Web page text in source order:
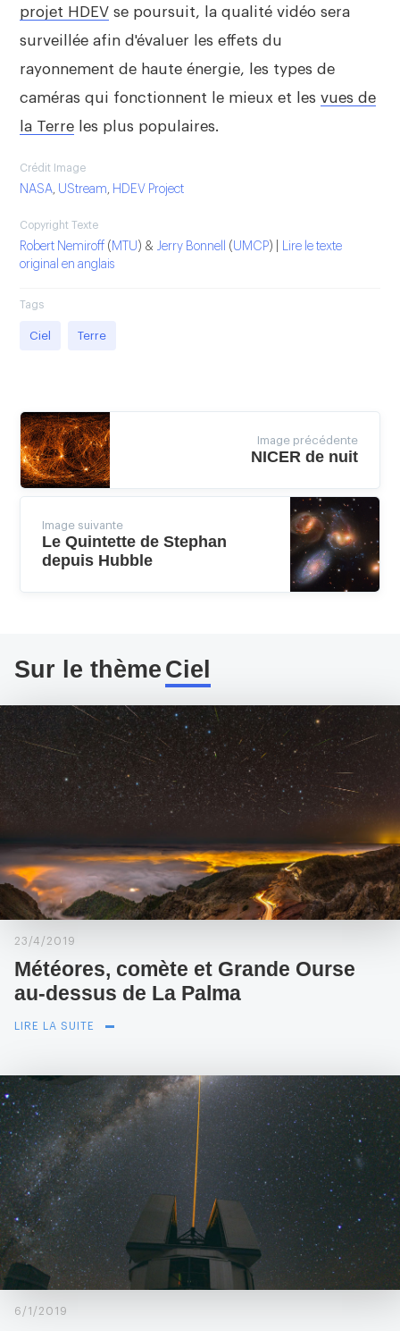
projet HDEV se poursuit, la qualité vidéo sera
surveillée afin d'évaluer les effets du
rayonnement de haute énergie, les types de
caméras qui fonctionnent le mieux et les vues de
la Terre les plus populaires.
Crédit Image
NASA, UStream, HDEV Project
Copyright Texte
Robert Nemiroff ( MTU ) & Jerry Bonnell ( UMCP) |
Lire le texte
original en anglais
Tags
Ciel Terre
Image précédente
NICER de nuit
Image suivante
Le Quintette de Stephan
depuis Hubble
Sur le thème Ciel
23/4/2019
Météores, comète et Grande Ourse
au-dessus de La Palma
LIRE LA SUITE
6/1/2019